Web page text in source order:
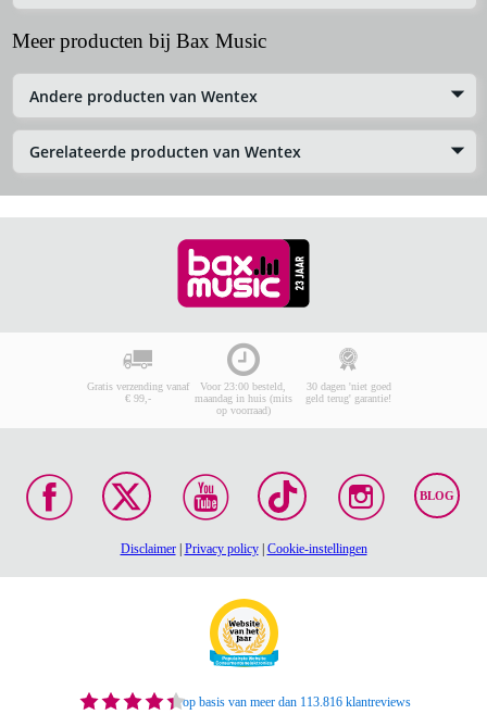
Meer producten bij Bax Music
Andere producten van Wentex
Gerelateerde producten van Wentex
Gratis verzending vanaf
€ 99,-
Voor 23:00 besteld,
maandag in huis (mits
op voorraad)
30 dagen 'niet goed
geld terug' garantie!
BLOG
Disclaimer| Privacy policy| Cookie-instellingen
op basis van meer dan 113.816 klantreviews